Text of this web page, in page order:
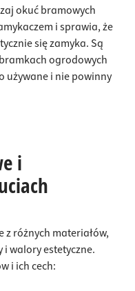
okuć bramowych
i sprawia, że
się zamyka. Są
ogrodowych
używane i nie powinny
i
różnych materiałów,
i walory estetyczne.
i ich cech: